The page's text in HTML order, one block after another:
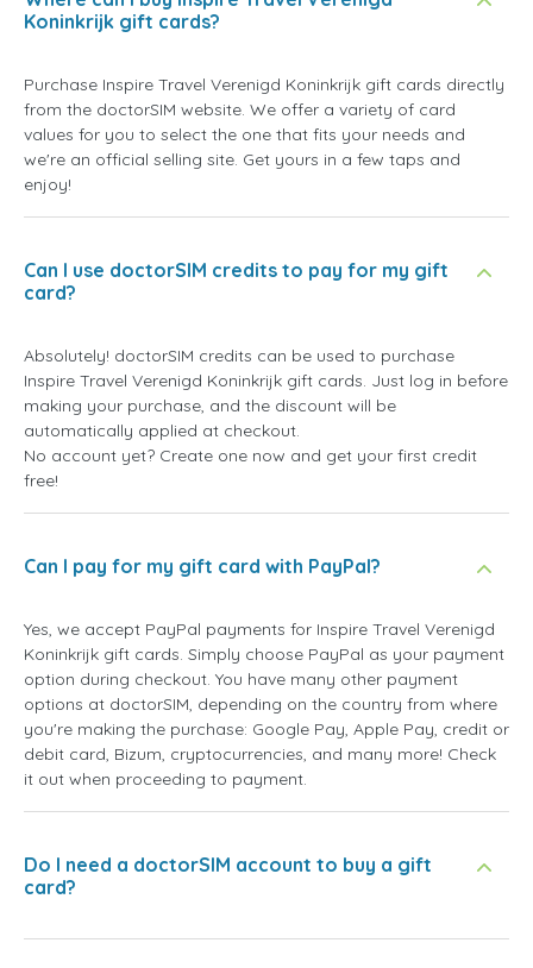
Koninkrijk gift cards?
Purchase Inspire Travel Verenigd Koninkrijk gift cards directly
from the doctorSIM website. We offer a variety of card
values for you to select the one that fits your needs and
we're an official selling site. Get yours in a few taps and
enjoy!
Can I use doctorSIM credits to pay for my gift
card?
Absolutely! doctorSIM credits can be used to purchase
Inspire Travel Verenigd Koninkrijk gift cards. Just log in before
making your purchase, and the discount will be
automatically applied at checkout.
No account yet? Create one now and get your first credit
free!
Can I pay for my gift card with PayPal?
Yes, we accept PayPal payments for Inspire Travel Verenigd
Koninkrijk gift cards. Simply choose PayPal as your payment
option during checkout. You have many other payment
options at doctorSIM, depending on the country from where
you're making the purchase: Google Pay, Apple Pay, credit or
debit card, Bizum, cryptocurrencies, and many more! Check
it out when proceeding to payment.
Do I need a doctorSIM account to buy a gift
card?